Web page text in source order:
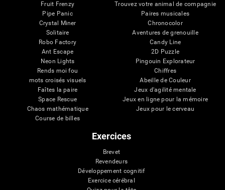
Fruit Frenzy
Pipe Panic
Crystal Miner
Solitaire
Robo Factory
Ant Escape
Neon Lights
Rends moi fou
mots croisés visuels
Faîtes la paire
Space Rescue
Chaos mathématique
Course de billes
Trouvez votre animal de compagnie
Paires musicales
Chronocolor
Aventures de grenouille
Candy Line
2D Puzzle
Pingouin Explorateur
Chiffres
Abeille de Couleur
Jeux d'agilité mentale
Jeux en ligne pour la mémoire
Jeux pour le cerveau
Exercices
Brevet
Revendeurs
Développement cognitif
Exercice cérébral